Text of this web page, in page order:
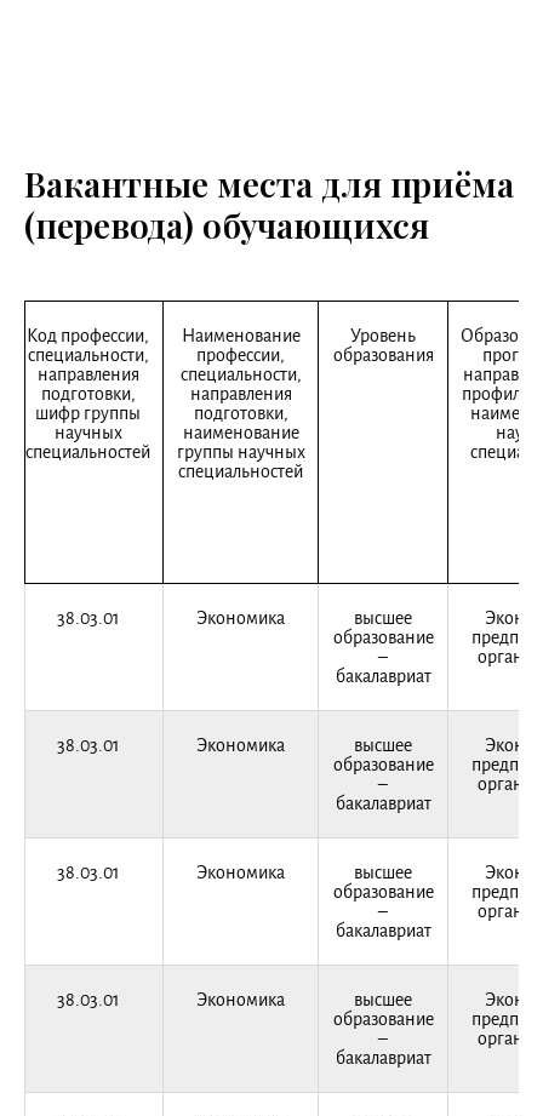
Вакантные места для приёма
(перевода) обучающихся
Код профессии,
специальности,
направления
подготовки,
шифр группы
научных
специальностей
Наименование
профессии,
специальности,
направления
подготовки,
наименование
группы научных
специальностей
Уровень
образования
профиль,
38.03.01 Экономика
высшее
образование
–
бакалавриат
38.03.01 Экономика
высшее
образование
–
бакалавриат
38.03.01 Экономика
высшее
образование
–
бакалавриат
38.03.01 Экономика
высшее
образование
–
бакалавриат